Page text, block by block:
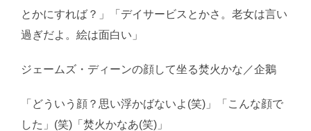
とかにすれば？」「デイサービスとかさ。老女は言い
過ぎだよ。絵は面白い」
ジェームズ・ディーンの顔して坐る焚火かな／企鵝
「どういう顔？思い浮かばないよ(笑)」「こんな顔で
した」(笑)「焚火かなあ(笑)」